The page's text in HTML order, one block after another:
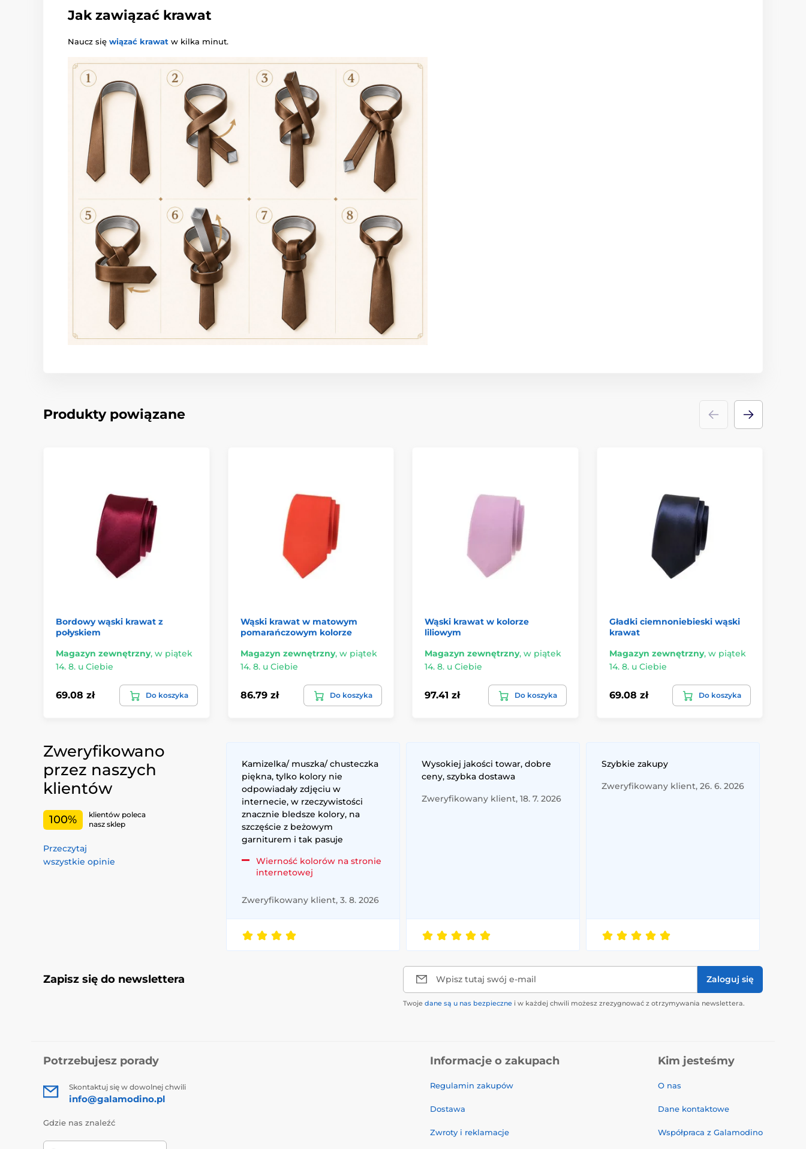
Jak zawiązać krawat
Naucz się wiązać krawat w kilka minut.
Produkty powiązane
Bordowy wąski krawat z
połyskiem
Magazyn zewnętrzny, w piątek
14. 8. u Ciebie
69.08 zł Do koszyka
Wąski krawat w matowym
pomarańczowym kolorze
Magazyn zewnętrzny, w piątek
14. 8. u Ciebie
86.79 zł Do koszyka
Wąski krawat w kolorze
liliowym
Magazyn zewnętrzny, w piątek
14. 8. u Ciebie
97.41 zł Do koszyka
Gładki ciemnoniebieski wąski
krawat
Magazyn zewnętrzny, w piątek
14. 8. u Ciebie
69.08 zł Do koszyka
Zweryfikowano
przez naszych
klientów
100%
klientów poleca
nasz sklep
Przeczytaj
wszystkie opinie
Kamizelka/ muszka/ chusteczka
piękna, tylko kolory nie
odpowiadały zdjęciu w
internecie, w rzeczywistości
znacznie bledsze kolory, na
szczęście z beżowym
garniturem i tak pasuje
Wierność kolorów na stronie
internetowej
Zweryfikowany klient, 3. 8. 2026
Wysokiej jakości towar, dobre
ceny, szybka dostawa
Zweryfikowany klient, 18. 7. 2026
Szybkie zakupy
Zweryfikowany klient, 26. 6. 2026
Zapisz się do newslettera Wpisz tutaj swój e-mail Zaloguj się
Twoje dane są u nas bezpieczne i w każdej chwili możesz zrezygnować z otrzymywania newslettera.
Potrzebujesz porady
Skontaktuj się w dowolnej chwili
info@galamodino.pl
Gdzie nas znaleźć
Informacje o zakupach
Regulamin zakupów
Dostawa
Zwroty i reklamacje
Kim jesteśmy
O nas
Dane kontaktowe
Współpraca z Galamodino